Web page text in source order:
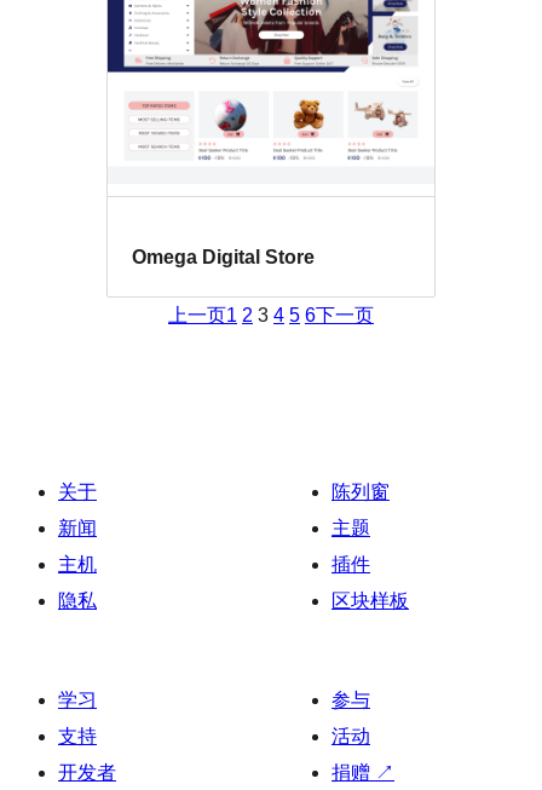
Omega Digital Store
上一页1 2 3 4 5 6下一页
关于
新闻
主机
隐私
陈列窗
主题
插件
区块样板
学习
支持
开发者
参与
活动
捐赠 ↗